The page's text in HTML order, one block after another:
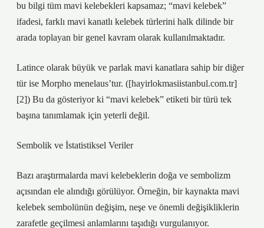
bu bilgi tüm mavi kelebekleri kapsamaz; “mavi kelebek”
ifadesi, farklı mavi kanatlı kelebek türlerini halk dilinde bir
arada toplayan bir genel kavram olarak kullanılmaktadır.
Latince olarak büyük ve parlak mavi kanatlara sahip bir diğer
tür ise Morpho menelaus’tur. ([hayirlokmasiistanbul.com.tr]
[2]) Bu da gösteriyor ki “mavi kelebek” etiketi bir türü tek
başına tanımlamak için yeterli değil.
Sembolik ve İstatistiksel Veriler
Bazı araştırmalarda mavi kelebeklerin doğa ve sembolizm
açısından ele alındığı görülüyor. Örneğin, bir kaynakta mavi
kelebek sembolünün değişim, neşe ve önemli değişikliklerin
zarafetle geçilmesi anlamlarını taşıdığı vurgulanıyor.